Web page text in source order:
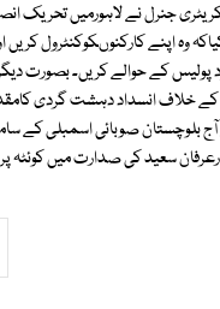
جنرل نے لاہورمیں
وہ اپنے کارکنوںکوکنٹرول
پولیس کے حوالے کریں۔ بصورت
خلاف انسداد دہشت گردی
آج بلوچستان صوبائی اسمبلی کے
سعید کی صدارت میں کوئٹہ